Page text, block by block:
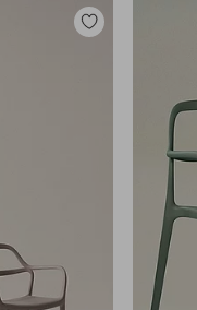
Toevoegen